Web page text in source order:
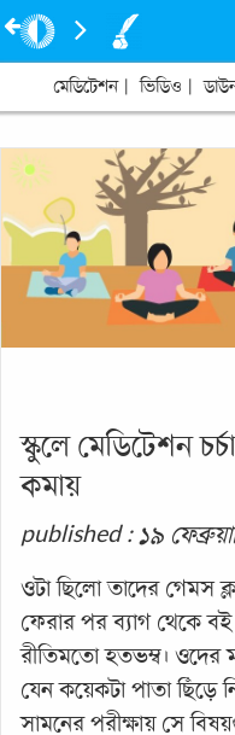
মেডিটেশন ভিডিও
স্কুলে মেডিটেশন
কমায়
published : ১৯
ওটা ছিলো তাদের গেমস
ফেরার পর ব্যাগ থেকে বই
রীতিমতো হতভম্ব। ওদের
যেন কয়েকটা পাতা ছিঁড়ে
সামনের পরীক্ষায় সে